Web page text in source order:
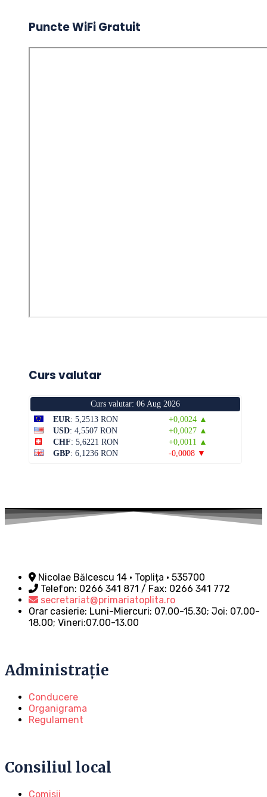
Puncte WiFi Gratuit
Curs valutar
Curs valutar: 06 Aug 2026
EUR: 5,2513 RON
+0,0024 ▲
USD: 4,5507 RON
+0,0027 ▲
CHF: 5,6221 RON
+0,0011 ▲
GBP: 6,1236 RON -0,0008 ▼
Nicolae Bălcescu 14 • Toplița • 535700
Telefon: 0266 341 871 / Fax: 0266 341 772
secretariat@primariatoplita.ro
Orar casierie: Luni-Miercuri: 07.00-15.30; Joi: 07.00-
18.00; Vineri:07.00-13.00
Administrație
Conducere
Organigrama
Regulament
Consiliul local
Comisii